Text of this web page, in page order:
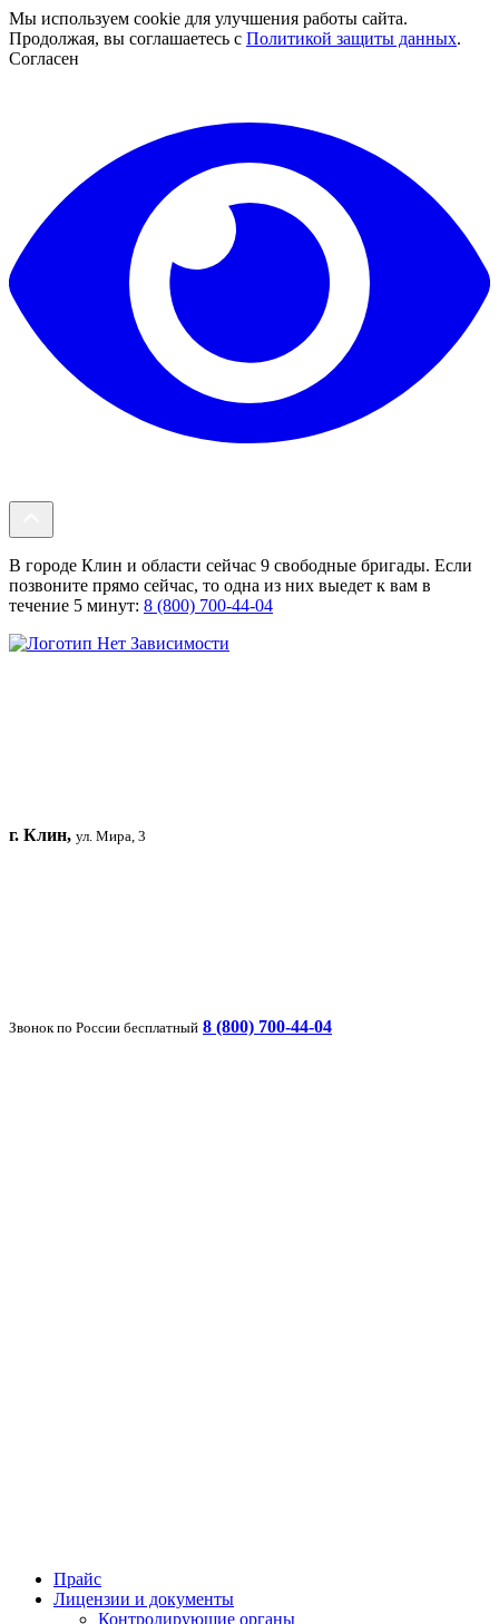
Мы используем cookie для улучшения работы сайта.
Продолжая, вы соглашаетесь с Политикой защиты данных.
Согласен
В городе Клин и области сейчас 9 свободные бригады. Если
позвоните прямо сейчас, то одна из них выедет к вам в
течение 5 минут: 8 (800) 700-44-04
г. Клин, ул. Мира, 3
Звонок по России бесплатный 8 (800) 700-44-04
Прайс
Лицензии и документы
Контролирующие органы